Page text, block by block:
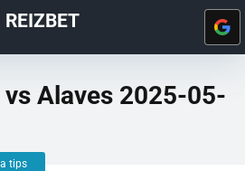
REIZBET
Alaves 2025-05-
tips